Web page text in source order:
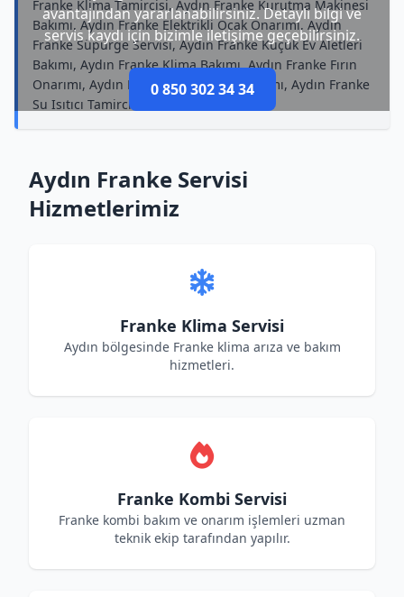
avantajından yararlanabilirsiniz. Detaylı bilgi ve
servis kaydı için bizimle iletişime geçebilirsiniz.
0 850 302 34 34
Franke Klima Tamircisi, Aydın Franke Kurutma Makinesi
Bakımı, Aydın Franke Elektrikli Ocak Onarımı, Aydın
Franke Süpürge Servisi, Aydın Franke Küçük Ev Aletleri
Bakımı, Aydın Franke Klima Bakımı, Aydın Franke Fırın
Onarımı, Aydın Franke Mikrodalga Bakımı, Aydın Franke
Su Isıtıcı Tamircisi
Aydın Franke Servisi
Hizmetlerimiz
Franke Klima Servisi
Aydın bölgesinde Franke klima arıza ve bakım
hizmetleri.
Franke Kombi Servisi
Franke kombi bakım ve onarım işlemleri uzman
teknik ekip tarafından yapılır.